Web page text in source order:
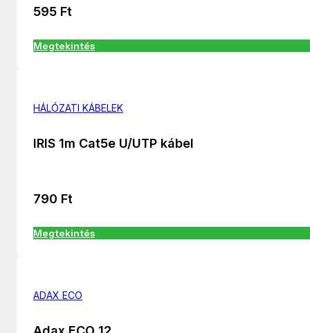
595 Ft
Megtekintés
HÁLÓZATI KÁBELEK
IRIS 1m Cat5e U/UTP kábel
790 Ft
Megtekintés
ADAX ECO